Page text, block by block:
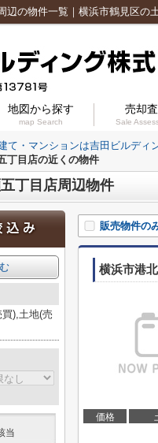
地図から探す
map Search
売却
Sale
て・マンションは吉田ビルディ
丁目店の近くの物件
丁目店周辺物件
販売物件の
横浜市港
価格
),土地(売
当